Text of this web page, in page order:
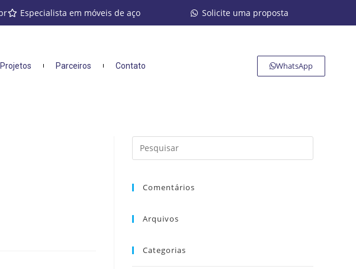
Especialista em móveis de aço Solicite uma proposta
Projetos Parceiros Contato WhatsApp
Comentários
Arquivos
Categorias